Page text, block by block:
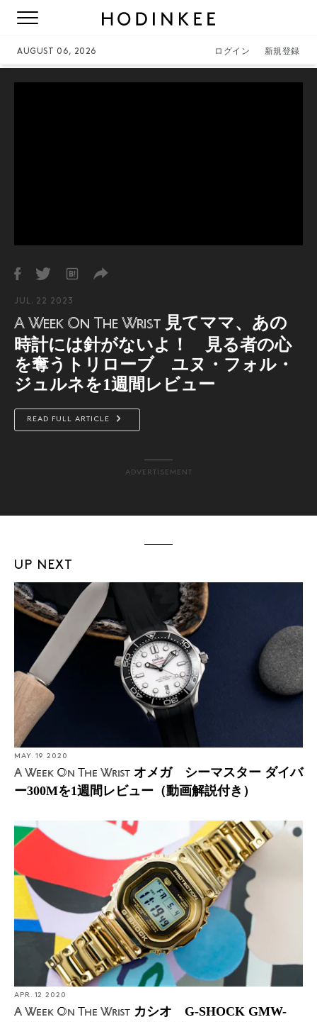
AUGUST 06, 2026 ログイン 新規登録
JUL. 22 2023
A Week On The Wrist 見てママ、あの
時計には針がないよ！ 見る者の心
を奪うトリローブ ユヌ・フォル・
ジュルネを1週間レビュー
READ FULL ARTICLE
ADVERTISEMENT
UP NEXT
MAY. 19 2020
A Week On The Wrist オメガ シーマスター ダイバ
ー300Mを1週間レビュー（動画解説付き）
APR. 12 2020
A Week On The Wrist カシオ G-SHOCK GMW-